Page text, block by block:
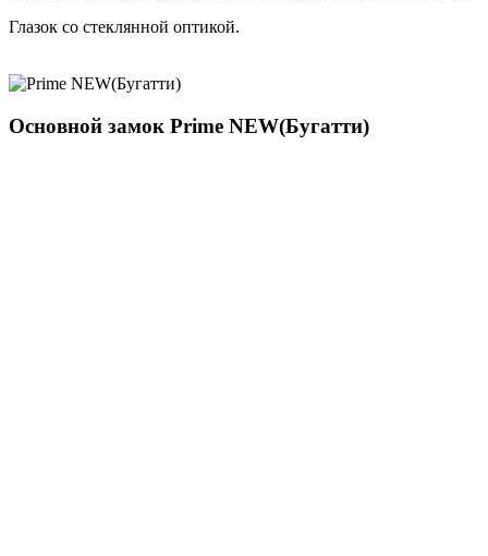
Глазок со стеклянной оптикой.
Основной замок Prime NEW(Бугатти)